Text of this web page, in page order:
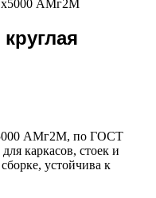
АМг2М
АМг2М, по ГОСТ
каркасов, стоек и
устойчива к